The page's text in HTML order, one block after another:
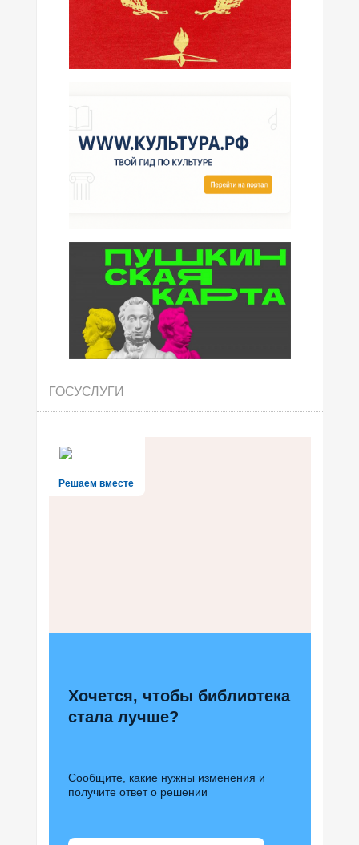
ГОСУСЛУГИ
Решаем вместе
Хочется, чтобы библиотека
стала лучше?
Сообщите, какие нужны изменения и
получите ответ о решении